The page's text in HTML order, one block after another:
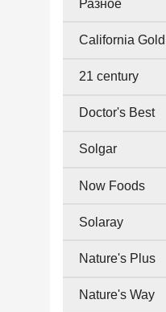
Разное
California
21 century
Doctor's Best
Solgar
Now Foods
Solaray
Nature's Plus
Nature's Way